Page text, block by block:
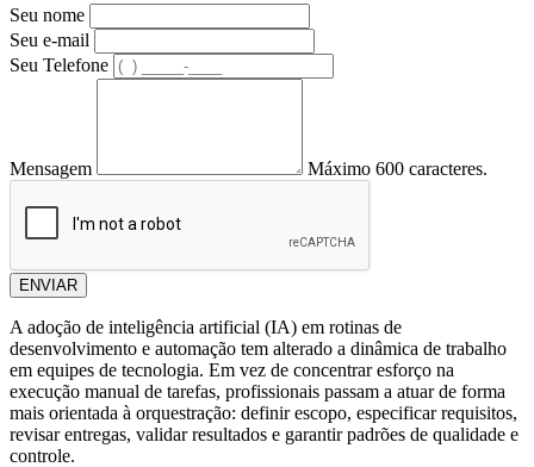
Seu nome
Seu e-mail
Seu Telefone
Mensagem Máximo 600 caracteres.
ENVIAR
A adoção de inteligência artificial (IA) em rotinas de
desenvolvimento e automação tem alterado a dinâmica de trabalho
em equipes de tecnologia. Em vez de concentrar esforço na
execução manual de tarefas, profissionais passam a atuar de forma
mais orientada à orquestração: definir escopo, especificar requisitos,
revisar entregas, validar resultados e garantir padrões de qualidade e
controle.